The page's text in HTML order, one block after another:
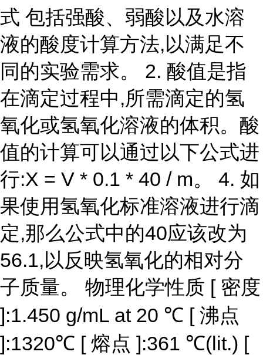
式 包括强酸、弱酸以及水溶
液的酸度计算方法,以满足不
同的实验需求。 2. 酸值是指
在滴定过程中,所需滴定的氢
氧化或氢氧化溶液的体积。酸
值的计算可以通过以下公式进
行:X = V * 0.1 * 40 / m。 4. 如
果使用氢氧化标准溶液进行滴
定,那么公式中的40应该改为
56.1,以反映氢氧化的相对分
子质量。 物理化学性质 [ 密度
]:1.450 g/mL at 20 ℃ [ 沸点
]:1320℃ [ 熔点 ]:361 ℃(lit.) [